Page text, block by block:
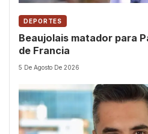
DEPORTES
Beaujolais matador para
de Francia
5 De Agosto De 2026